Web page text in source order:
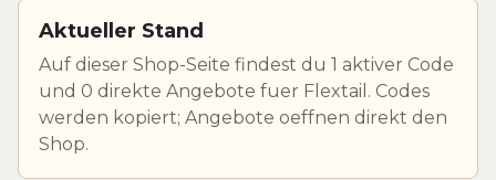
Aktueller Stand
Auf dieser Shop-Seite findest du 1 aktiver Code
und 0 direkte Angebote fuer Flextail. Codes
werden kopiert; Angebote oeffnen direkt den
Shop.